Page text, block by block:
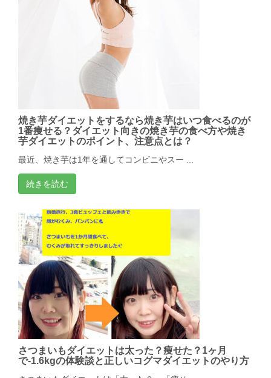
焼き芋ダイエットをするなら焼き芋はいつ食べるのが
1番痩せる？ダイエット向きの焼き芋の食べ方や焼き
芋ダイエットのポイント、注意点とは？
最近、焼き芋は1年を通してコンビニやスー ...
続きを読む
さつまいもダイエットは太った？痩せた？1ヶ月
で-1.6kgの体験談と正しいコグマダイエットのやり方